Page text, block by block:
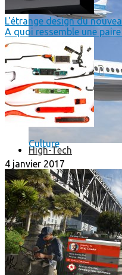
High-Tech
High-Tech
Les circuits imprimés,
L'étrange design du
A quoi ressemble une
Culture
4 janvier 2017